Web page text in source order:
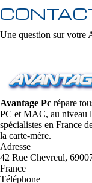
Une question sur votre
Avantage Pc répare
PC et MAC, au niveau
spécialistes en France
la carte-mère.
Adresse
42 Rue Chevreul,
France
Téléphone